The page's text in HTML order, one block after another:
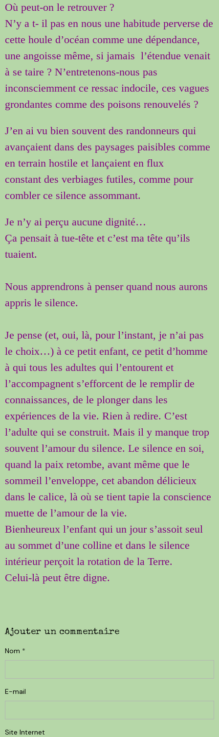
Où peut-on le retrouver ?
N’y a t- il pas en nous une habitude perverse de
cette houle d’océan comme une dépendance,
une angoisse même, si jamais l’étendue venait
à se taire ? N’entretenons-nous pas
inconsciemment ce ressac indocile, ces vagues
grondantes comme des poisons renouvelés ?
J’en ai vu bien souvent des randonneurs qui
avançaient dans des paysages paisibles comme
en terrain hostile et lançaient en flux
constant des verbiages futiles, comme pour
combler ce silence assommant.
Je n’y ai perçu aucune dignité…
Ça pensait à tue-tête et c’est ma tête qu’ils
tuaient.
Nous apprendrons à penser quand nous aurons
appris le silence.
Je pense (et, oui, là, pour l’instant, je n’ai pas
le choix…) à ce petit enfant, ce petit d’homme
à qui tous les adultes qui l’entourent et
l’accompagnent s’efforcent de le remplir de
connaissances, de le plonger dans les
expériences de la vie. Rien à redire. C’est
l’adulte qui se construit. Mais il y manque trop
souvent l’amour du silence. Le silence en soi,
quand la paix retombe, avant même que le
sommeil l’enveloppe, cet abandon délicieux
dans le calice, là où se tient tapie la conscience
muette de l’amour de la vie.
Bienheureux l’enfant qui un jour s’assoit seul
au sommet d’une colline et dans le silence
intérieur perçoit la rotation de la Terre.
Celui-là peut être digne.
Ajouter un commentaire
Nom
E-mail
Site Internet